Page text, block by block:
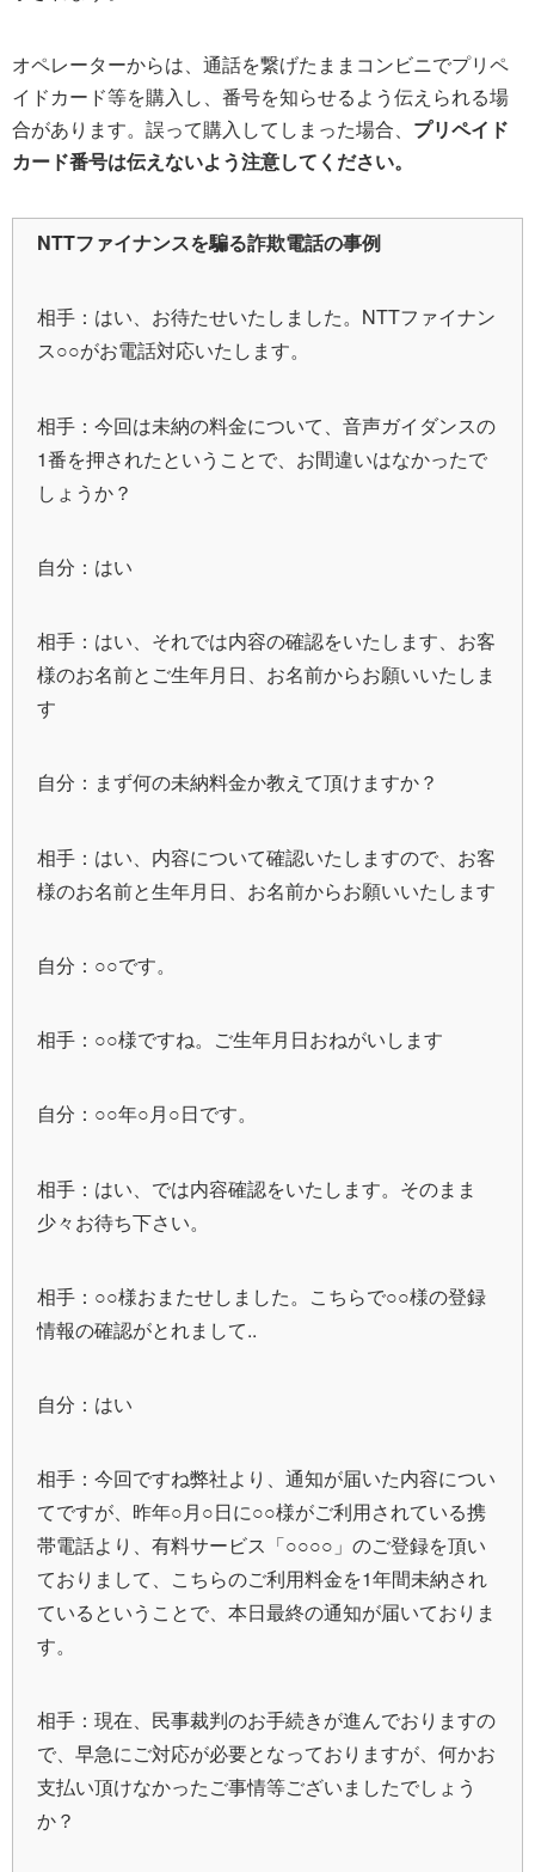
オペレーターからは、通話を繋げたままコンビニでプリペ
イドカード等を購入し、番号を知らせるよう伝えられる場
合があります。誤って購入してしまった場合、 プリペイド
カード番号は伝えないよう注意してください。
NTTファイナンスを騙る詐欺電話の事例
相手：はい、お待たせいたしました。NTTファイナン
ス○○がお電話対応いたします。
相手：今回は未納の料金について、音声ガイダンスの
1番を押されたということで、お間違いはなかったで
しょうか？
自分：はい
相手：はい、それでは内容の確認をいたします、お客
様のお名前とご生年月日、お名前からお願いいたしま
す
自分：まず何の未納料金か教えて頂けますか？
相手：はい、内容について確認いたしますので、お客
様のお名前と生年月日、お名前からお願いいたします
自分：○○です。
相手：○○様ですね。ご生年月日おねがいします
自分：○○年○月○日です。
相手：はい、では内容確認をいたします。そのまま
少々お待ち下さい。
相手：○○様おまたせしました。こちらで○○様の登録
情報の確認がとれまして..
自分：はい
相手：今回ですね弊社より、通知が届いた内容につい
てですが、昨年○月○日に○○様がご利用されている携
帯電話より、有料サービス「○○○○」のご登録を頂い
ておりまして、こちらのご利用料金を1年間未納され
ているということで、本日最終の通知が届いておりま
す。
相手：現在、民事裁判のお手続きが進んでおりますの
で、早急にご対応が必要となっておりますが、何かお
支払い頂けなかったご事情等ございましたでしょう
か？